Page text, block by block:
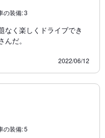
の装備:3
なく楽しくドライブでき
だ。
2022/06/12
の装備:5